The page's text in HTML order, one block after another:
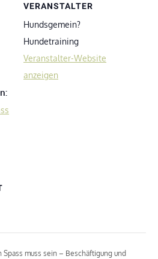
VERANSTALTER
Hundsgemein?
Hundetraining
Veranstalter-Website
anzeigen
Spass muss sein – Beschäftigung und